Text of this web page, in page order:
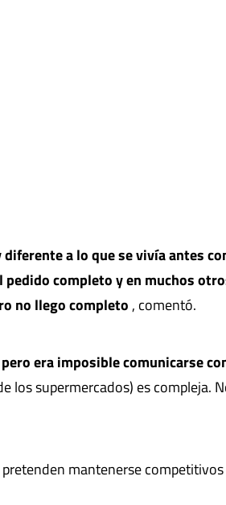
a lo que se vivía antes
completo y en muchos
no llego completo, comentó.
era imposible comunicarse
los supermercados) es compleja.
mantenerse competitivos